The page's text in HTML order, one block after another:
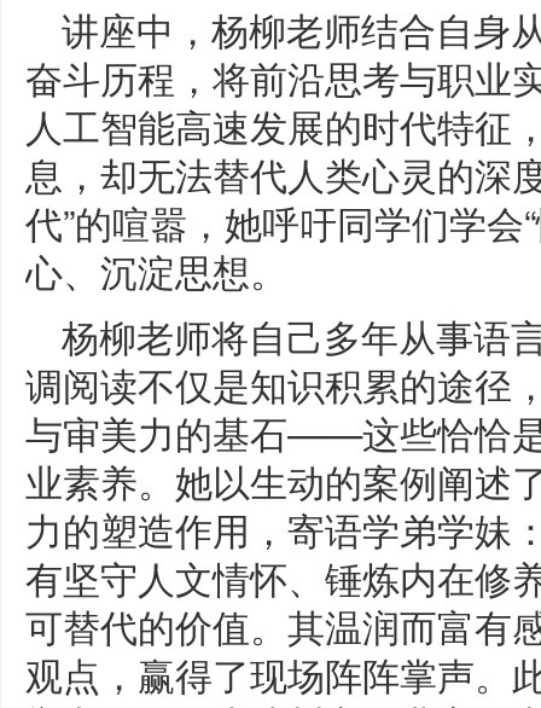
讲座中，杨柳老师结合自身
奋斗历程，将前沿思考与职业
人工智能高速发展的时代特征
息，却无法替代人类心灵的深
代”的喧嚣，她呼吁同学们学
心、沉淀思想。
杨柳老师将自己多年从事语
调阅读不仅是知识积累的途径
与审美力的基石——这些恰恰
业素养。她以生动的案例阐述
力的塑造作用，寄语学弟学妹
有坚守人文情怀、锤炼内在修
可替代的价值。其温润而富有
观点，赢得了现场阵阵掌声。